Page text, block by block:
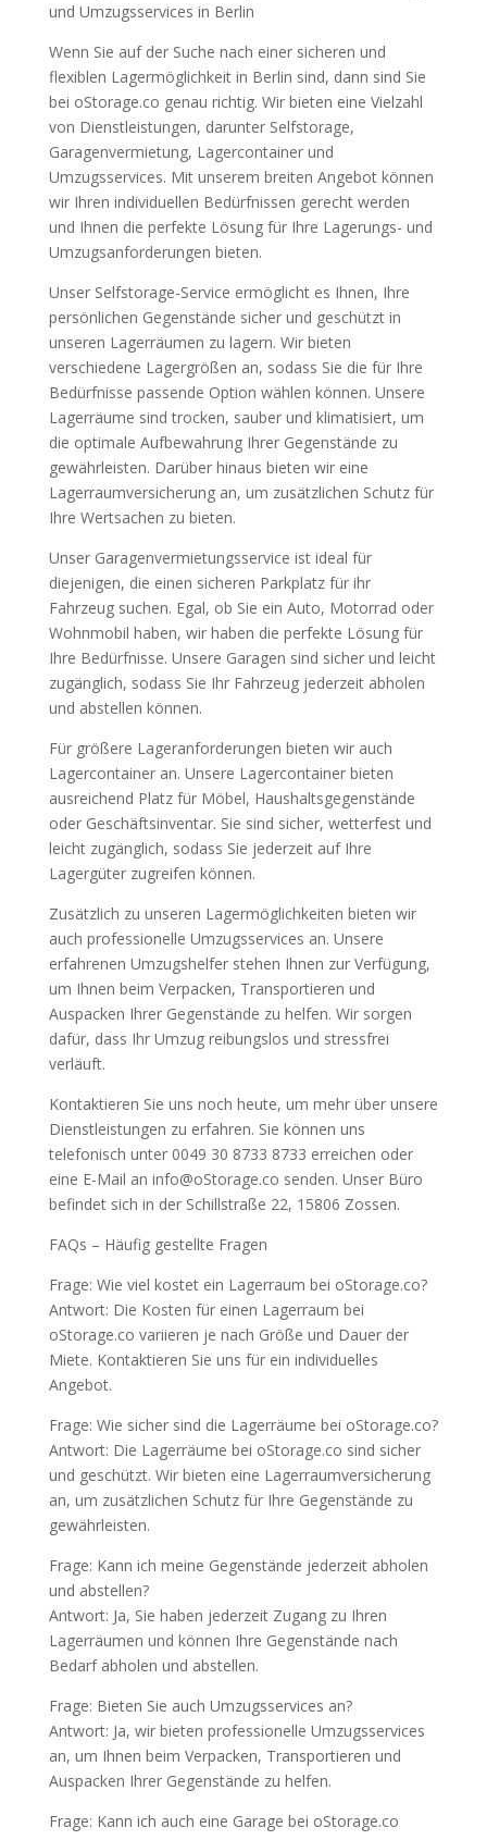
und Umzugsservices in Berlin
Wenn Sie auf der Suche nach einer sicheren und
flexiblen Lagermöglichkeit in Berlin sind, dann sind Sie
bei oStorage.co genau richtig. Wir bieten eine Vielzahl
von Dienstleistungen, darunter Selfstorage,
Garagenvermietung, Lagercontainer und
Umzugsservices. Mit unserem breiten Angebot können
wir Ihren individuellen Bedürfnissen gerecht werden
und Ihnen die perfekte Lösung für Ihre Lagerungs- und
Umzugsanforderungen bieten.
Unser Selfstorage-Service ermöglicht es Ihnen, Ihre
persönlichen Gegenstände sicher und geschützt in
unseren Lagerräumen zu lagern. Wir bieten
verschiedene Lagergrößen an, sodass Sie die für Ihre
Bedürfnisse passende Option wählen können. Unsere
Lagerräume sind trocken, sauber und klimatisiert, um
die optimale Aufbewahrung Ihrer Gegenstände zu
gewährleisten. Darüber hinaus bieten wir eine
Lagerraumversicherung an, um zusätzlichen Schutz für
Ihre Wertsachen zu bieten.
Unser Garagenvermietungsservice ist ideal für
diejenigen, die einen sicheren Parkplatz für ihr
Fahrzeug suchen. Egal, ob Sie ein Auto, Motorrad oder
Wohnmobil haben, wir haben die perfekte Lösung für
Ihre Bedürfnisse. Unsere Garagen sind sicher und leicht
zugänglich, sodass Sie Ihr Fahrzeug jederzeit abholen
und abstellen können.
Für größere Lageranforderungen bieten wir auch
Lagercontainer an. Unsere Lagercontainer bieten
ausreichend Platz für Möbel, Haushaltsgegenstände
oder Geschäftsinventar. Sie sind sicher, wetterfest und
leicht zugänglich, sodass Sie jederzeit auf Ihre
Lagergüter zugreifen können.
Zusätzlich zu unseren Lagermöglichkeiten bieten wir
auch professionelle Umzugsservices an. Unsere
erfahrenen Umzugshelfer stehen Ihnen zur Verfügung,
um Ihnen beim Verpacken, Transportieren und
Auspacken Ihrer Gegenstände zu helfen. Wir sorgen
dafür, dass Ihr Umzug reibungslos und stressfrei
verläuft.
Kontaktieren Sie uns noch heute, um mehr über unsere
Dienstleistungen zu erfahren. Sie können uns
telefonisch unter 0049 30 8733 8733 erreichen oder
eine E-Mail an info@oStorage.co senden. Unser Büro
befindet sich in der Schillstraße 22, 15806 Zossen.
FAQs – Häufig gestellte Fragen
Frage: Wie viel kostet ein Lagerraum bei oStorage.co?
Antwort: Die Kosten für einen Lagerraum bei
oStorage.co variieren je nach Größe und Dauer der
Miete. Kontaktieren Sie uns für ein individuelles
Angebot.
Frage: Wie sicher sind die Lagerräume bei oStorage.co?
Antwort: Die Lagerräume bei oStorage.co sind sicher
und geschützt. Wir bieten eine Lagerraumversicherung
an, um zusätzlichen Schutz für Ihre Gegenstände zu
gewährleisten.
Frage: Kann ich meine Gegenstände jederzeit abholen
und abstellen?
Antwort: Ja, Sie haben jederzeit Zugang zu Ihren
Lagerräumen und können Ihre Gegenstände nach
Bedarf abholen und abstellen.
Frage: Bieten Sie auch Umzugsservices an?
Antwort: Ja, wir bieten professionelle Umzugsservices
an, um Ihnen beim Verpacken, Transportieren und
Auspacken Ihrer Gegenstände zu helfen.
Frage: Kann ich auch eine Garage bei oStorage.co